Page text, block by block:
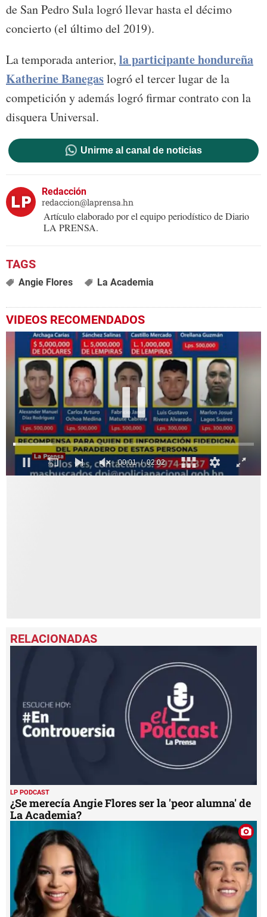
de San Pedro Sula logró llevar hasta el décimo
concierto (el último del 2019).
La temporada anterior, la participante hondureña
Katherine Banegaslogró el tercer lugar de la
competición y además logró firmar contrato con la
disquera Universal.
Unirme al canal de noticias
Redacción
redaccion@laprensa.hn
Artículo elaborado por el equipo periodístico de Diario
LA PRENSA.
Angie Flores La Academia
VIDEOS RECOMENDADOS
LP PODCAST
¿Se merecía Angie Flores ser la 'peor alumna' de
La Academia?